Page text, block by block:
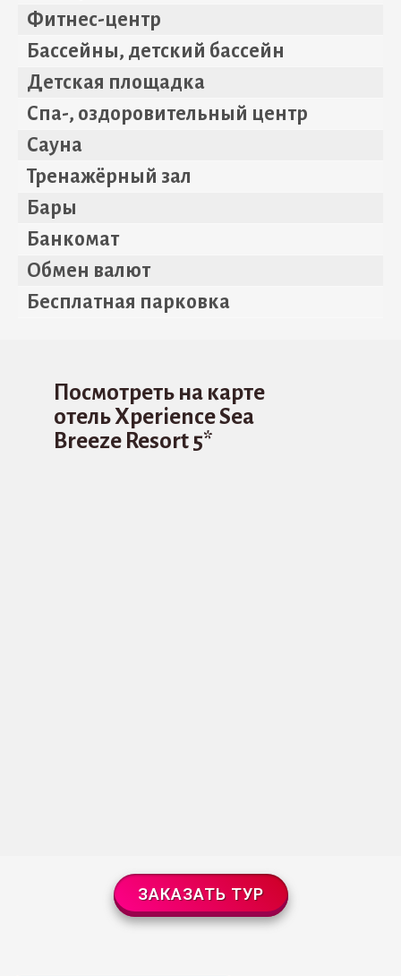
Фитнес-центр
Бассейны, детский бассейн
Детская площадка
Спа-, оздоровительный центр
Сауна
Тренажёрный зал
Бары
Банкомат
Обмен валют
Бесплатная парковка
Посмотреть на карте
отель Xperience Sea
Breeze Resort 5*
ЗАКАЗАТЬ ТУР